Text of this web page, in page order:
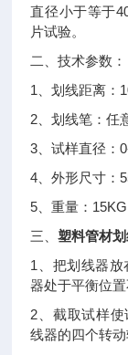
直径小于等于
片试验。
二、技术参数：
1 、划线距离：
2 、划线笔：任
3 、试样直径：
4 、外形尺寸：
5 、重量： 15KG
三、塑料管材
1 、把划线器
器处于平衡位置
2 、截取试样
线器的四个转动